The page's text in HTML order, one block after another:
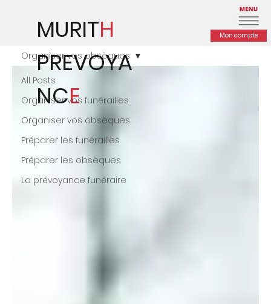
MURITH
PREVOYA
NCE
Mon compte
All Posts
Organiser vos funérailles
Organiser vos obsèques
Préparer les funérailles
Préparer les obsèques
La prévoyance funéraire
Organiser vos obsèques